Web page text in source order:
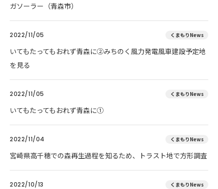
ガソーラー（青森市）
2022/11/05 くまもりNews
いてもたってもおれず青森に②みちのく風力発電風車建設予定地
を見る
2022/11/05 くまもりNews
いてもたってもおれず青森に①
2022/11/04 くまもりNews
宮崎県高千穂での森再生過程を知るため、トラスト地で方形調査
2022/10/13 くまもりNews